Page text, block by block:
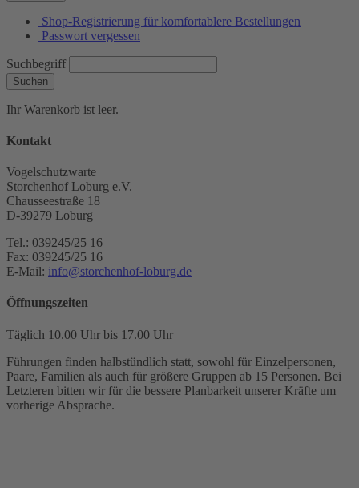
Shop-Registrierung für komfortablere Bestellungen
Passwort vergessen
Suchbegriff
Suchen
Ihr Warenkorb ist leer.
Kontakt
Vogelschutzwarte
Storchenhof Loburg e.V.
Chausseestraße 18
D-39279 Loburg
Tel.: 039245/25 16
Fax: 039245/25 16
E-Mail: info@storchenhof-loburg.de
Öffnungszeiten
Täglich 10.00 Uhr bis 17.00 Uhr
Führungen finden halbstündlich statt, sowohl für Einzelpersonen,
Paare, Familien als auch für größere Gruppen ab 15 Personen. Bei
Letzteren bitten wir für die bessere Planbarkeit unserer Kräfte um
vorherige Absprache.